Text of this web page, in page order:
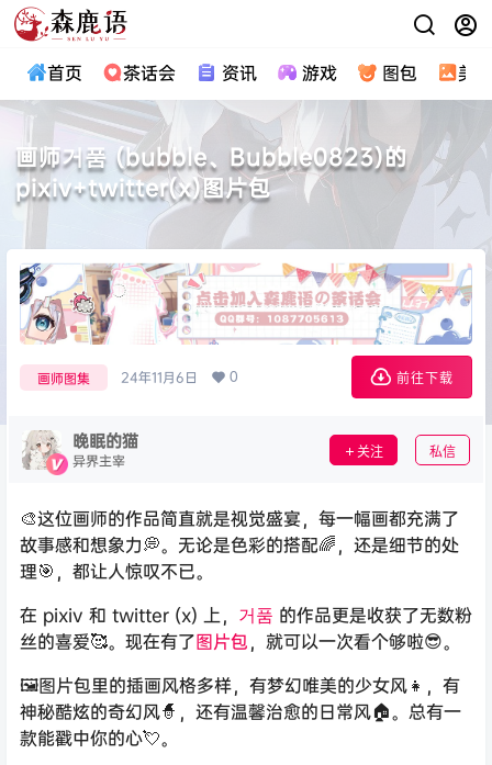
首页 茶话会 资讯 游戏 图包 美
画师거품 (bubble、Bubble0823)的
pixiv+twitter(x)图片包
画师图集 24年11月6日 0 前往下载
晚眠的猫
异界主宰 关注 私信
🎨这位画师的作品简直就是视觉盛宴，每一幅画都充满了
故事感和想象力💭。无论是色彩的搭配🌈，还是细节的处
理🎯，都让人惊叹不已。
在 pixiv 和 twitter (x) 上， 거품 的作品更是收获了无数粉
丝的喜爱🥰。现在有了图片包，就可以一次看个够啦😎。
🖼️图片包里的插画风格多样，有梦幻唯美的少女风👧，有
神秘酷炫的奇幻风🧙‍，还有温馨治愈的日常风🏠。总有一
款能戳中你的心💘。